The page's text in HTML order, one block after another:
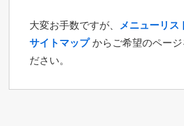
大変お手数ですが、 メニューリス
サイトマップからご希望のページ
ださい。